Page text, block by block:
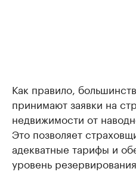
Как правило,
принимают заявки на
недвижимости от
Это позволяет
адекватные тарифы и
уровень